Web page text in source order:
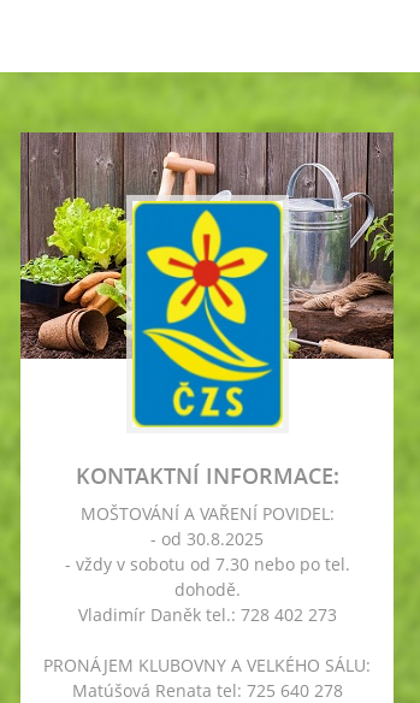
KONTAKTNÍ INFORMACE:
MOŠTOVÁNÍ A VAŘENÍ POVIDEL:
- od 30.8.2025
- vždy v sobotu od 7.30 nebo po tel.
dohodě.
Vladimír Daněk tel.: 728 402 273
PRONÁJEM KLUBOVNY A VELKÉHO SÁLU:
Matúšová Renata tel: 725 640 278